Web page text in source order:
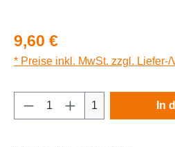
Regulärer Preis:
9,60 €
* Preise inkl. MwSt. zzgl. Liefer-/
Produkt Anzahl: Gib
1 In